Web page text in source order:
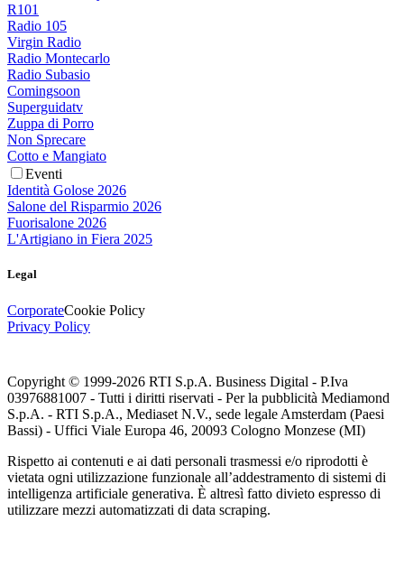
R101
Radio 105
Virgin Radio
Radio Montecarlo
Radio Subasio
Comingsoon
Superguidatv
Zuppa di Porro
Non Sprecare
Cotto e Mangiato
Eventi
Identità Golose 2026
Salone del Risparmio 2026
Fuorisalone 2026
L'Artigiano in Fiera 2025
Legal
CorporateCookie Policy
Privacy Policy
Copyright © 1999-2026 RTI S.p.A. Business Digital - P.Iva
03976881007 - Tutti i diritti riservati - Per la pubblicità Mediamond
S.p.A. - RTI S.p.A., Mediaset N.V., sede legale Amsterdam (Paesi
Bassi) - Uffici Viale Europa 46, 20093 Cologno Monzese (MI)
Rispetto ai contenuti e ai dati personali trasmessi e/o riprodotti è
vietata ogni utilizzazione funzionale all’addestramento di sistemi di
intelligenza artificiale generativa. È altresì fatto divieto espresso di
utilizzare mezzi automatizzati di data scraping.